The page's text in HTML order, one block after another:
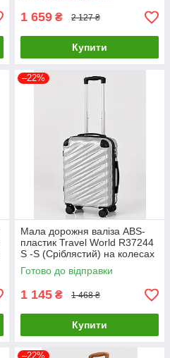
1 659 ₴ 2 127 ₴
Купити
–22%
Мала дорожня валіза ABS-
пластик Travel World R37244
S -S (Сріблястий) на колесах
Готово до відправки
1 145 ₴ 1 468 ₴
Купити
–22%